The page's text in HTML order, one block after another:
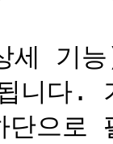
니다.
단으로